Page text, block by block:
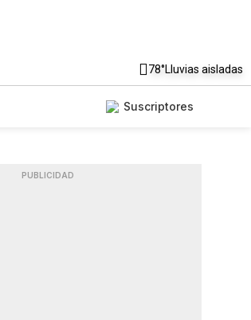
78°Lluvias aisladas
Suscriptores
PUBLICIDAD